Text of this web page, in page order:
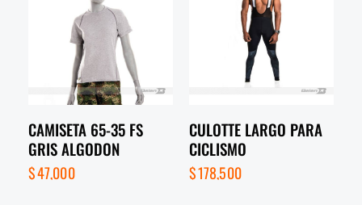
CAMISETA 65-35 FS
GRIS ALGODON
$47,000
CULOTTE LARGO PARA
CICLISMO
$178,500